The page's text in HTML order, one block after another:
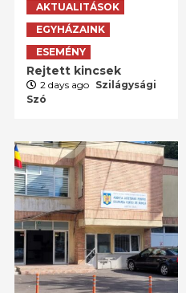
AKTUALITÁSOK
EGYHÁZAINK
ESEMÉNY
Rejtett kincsek
2 days ago Szilágysági
Szó